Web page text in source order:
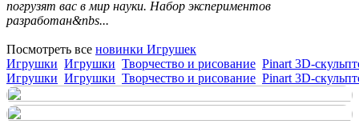
погрузят вас в мир науки. Набор экспериментов
разработан&nbs...
Посмотреть все новинки Игрушек
Игрушки Игрушки Творчество и рисование Pinart 3D-
Игрушки Игрушки Творчество и рисование Pinart 3D-